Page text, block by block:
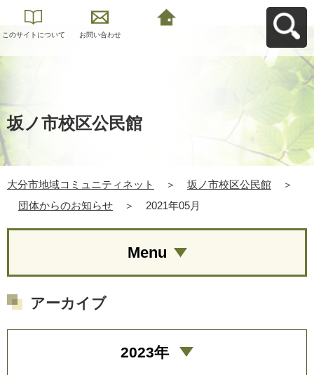
このサイトについて お問い合わせ
坂ノ市校区公民館
大分市地域コミュニティネット ＞ 坂ノ市校区公民館
＞
団体からのお知らせ
＞ 2021年05月
Menu
アーカイブ
2023年